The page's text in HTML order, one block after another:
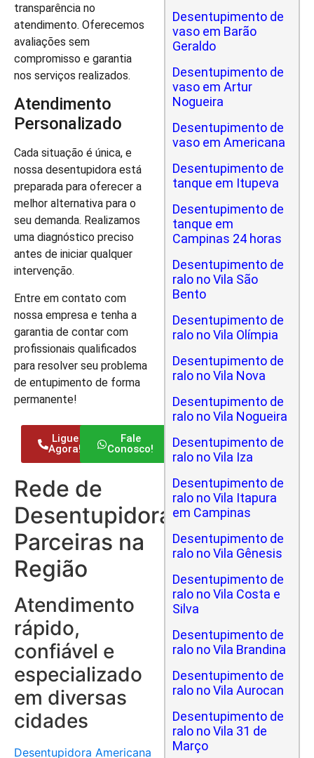
transparência no
atendimento. Oferecemos
avaliações sem
compromisso e garantia
nos serviços realizados.
Atendimento
Personalizado
Cada situação é única, e
nossa desentupidora está
preparada para oferecer a
melhor alternativa para o
seu demanda. Realizamos
uma diagnóstico preciso
antes de iniciar qualquer
intervenção.
Entre em contato com
nossa empresa e tenha a
garantia de contar com
profissionais qualificados
para resolver seu problema
de entupimento de forma
permanente!
Ligue
Agora!
Fale
Conosco!
Rede de
Desentupidoras
Parceiras na
Região
Atendimento
rápido,
confiável e
especializado
em diversas
cidades
Desentupidora Americana
Desentupimento de
vaso em Barão
Geraldo
Desentupimento de
vaso em Artur
Nogueira
Desentupimento de
vaso em Americana
Desentupimento de
tanque em Itupeva
Desentupimento de
tanque em
Campinas 24 horas
Desentupimento de
ralo no Vila São
Bento
Desentupimento de
ralo no Vila Olímpia
Desentupimento de
ralo no Vila Nova
Desentupimento de
ralo no Vila Nogueira
Desentupimento de
ralo no Vila Iza
Desentupimento de
ralo no Vila Itapura
em Campinas
Desentupimento de
ralo no Vila Gênesis
Desentupimento de
ralo no Vila Costa e
Silva
Desentupimento de
ralo no Vila Brandina
Desentupimento de
ralo no Vila Aurocan
Desentupimento de
ralo no Vila 31 de
Março